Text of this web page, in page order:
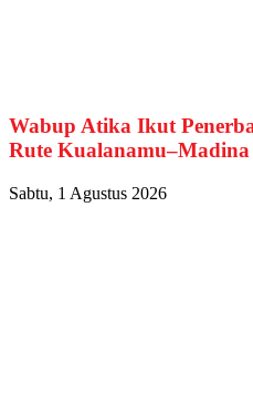
Wabup Atika Ikut
Rute Kualanamu–Madina
Sabtu, 1 Agustus 2026